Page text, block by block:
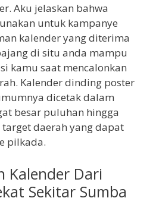
Aku jelaskan bahwa
untuk kampanye
kalender yang diterima
di situ anda mampu
kamu saat mencalonkan
Kalender dinding poster
dicetak dalam
besar puluhan hingga
daerah yang dapat
pilkada.
Kalender Dari
Sekitar Sumba